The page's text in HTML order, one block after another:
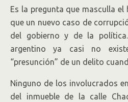
Es la pregunta que masculla
que un nuevo caso de
del gobierno y de la
argentino ya casi no
“presunción” de un delito
Ninguno de los involucrados
del inmueble de la calle